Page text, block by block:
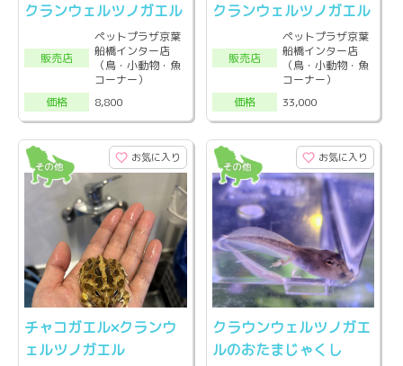
クランウェルツノガエル
販売店
ペットプラザ京葉
船橋インター店
（鳥・小動物・魚
コーナー）
価格
8,800
クランウェルツノガエル
販売店
ペットプラザ京葉
船橋インター店
（鳥・小動物・魚
コーナー）
価格
33,000
お気に入り
チャコガエル×クランウ
ェルツノガエル
お気に入り
クラウンウェルツノガエ
ルのおたまじゃくし